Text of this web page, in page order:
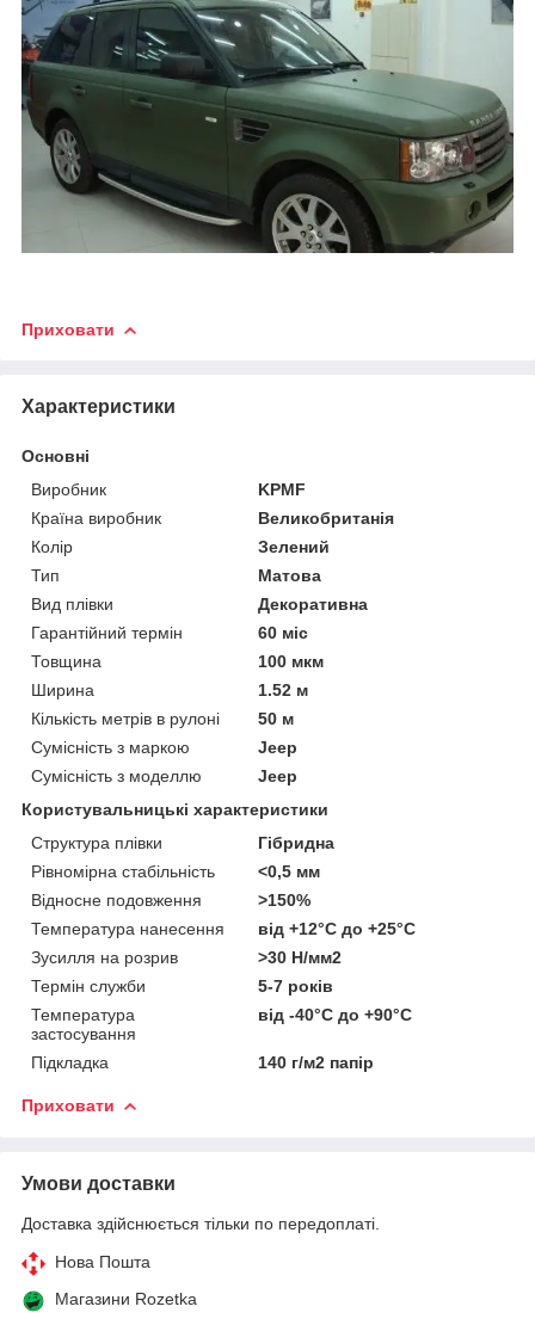
Приховати
Характеристики
Основні
Виробник
KPMF
Країна виробник
Великобританія
Колір
Зелений
Тип
Матова
Вид плівки
Декоративна
Гарантійний термін
60 міс
Товщина
100 мкм
Ширина
1.52 м
Кількість метрів в рулоні
50 м
Сумісність з маркою
Jeep
Сумісність з моделлю
Jeep
Користувальницькі характеристики
Структура плівки
Гібридна
Рівномірна стабільність
<0,5 мм
Відносне подовження
>150%
Температура нанесення
від +12°C до +25°C
Зусилля на розрив
>30 Н/мм2
Термін служби
5-7 років
Температура
застосування
від -40°С до +90°С
Підкладка 140 г/м2 папір
Приховати
Умови доставки
Доставка здійснюється тільки по передоплаті.
Нова Пошта
Магазини Rozetka